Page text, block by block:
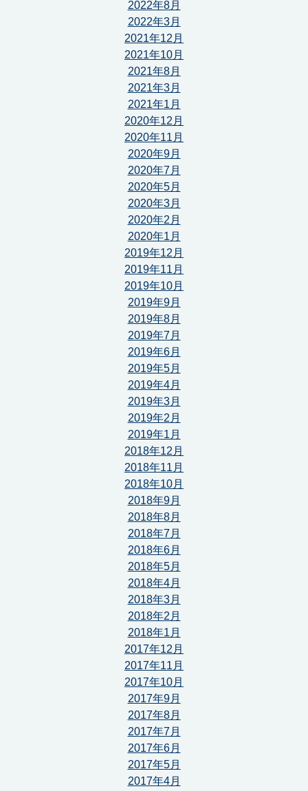
2022年8月
2022年3月
2021年12月
2021年10月
2021年8月
2021年3月
2021年1月
2020年12月
2020年11月
2020年9月
2020年7月
2020年5月
2020年3月
2020年2月
2020年1月
2019年12月
2019年11月
2019年10月
2019年9月
2019年8月
2019年7月
2019年6月
2019年5月
2019年4月
2019年3月
2019年2月
2019年1月
2018年12月
2018年11月
2018年10月
2018年9月
2018年8月
2018年7月
2018年6月
2018年5月
2018年4月
2018年3月
2018年2月
2018年1月
2017年12月
2017年11月
2017年10月
2017年9月
2017年8月
2017年7月
2017年6月
2017年5月
2017年4月